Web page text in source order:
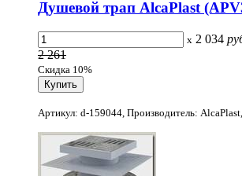
Душевой трап AlcaPlast
x 2 034
2 261
Скидка 10%
Артикул: d-159044, Производитель: